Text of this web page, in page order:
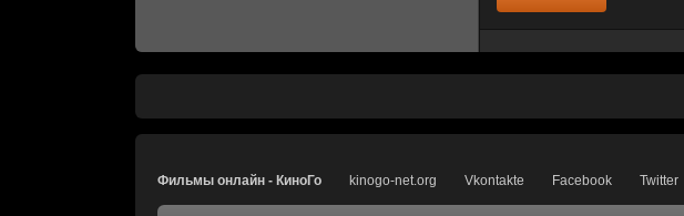
Фильмы онлайн - КиноГо kinogo-net.org Vkontakte Facebook Twitter